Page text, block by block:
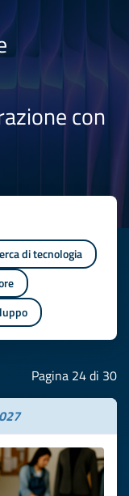
con
di tecnologia
Pagina 24 di 30